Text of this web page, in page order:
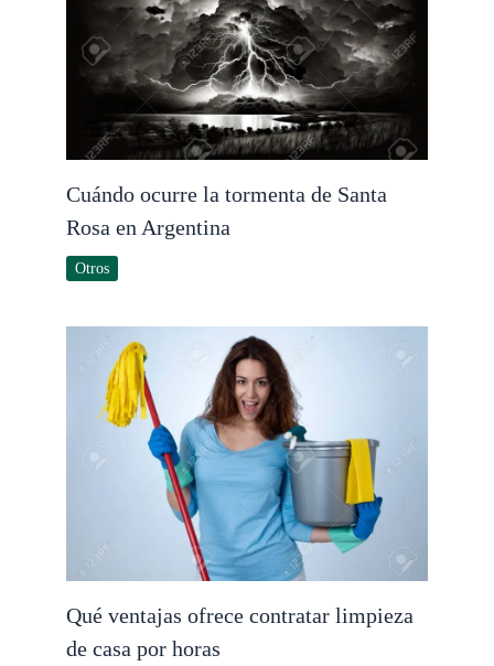
Cuándo ocurre la tormenta de Santa
Rosa en Argentina
Otros
Qué ventajas ofrece contratar limpieza
de casa por horas